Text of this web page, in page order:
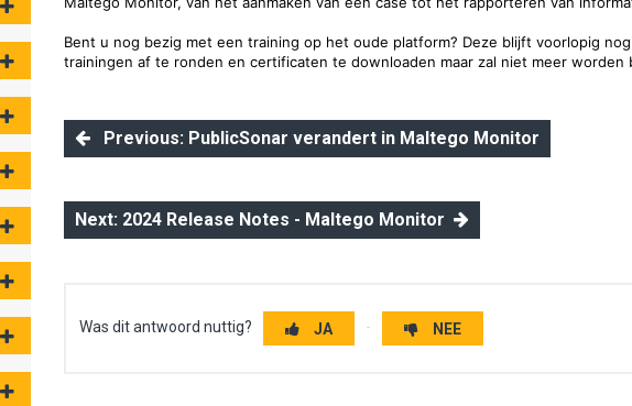
Bent u nog bezig met een training op het oude platform? Deze blijft voorlopig
trainingen af te ronden en certificaten te downloaden maar zal niet meer worden
Previous: PublicSonar verandert in Maltego Monitor
Next: 2024 Release Notes - Maltego Monitor
Was dit antwoord nuttig? JA NEE